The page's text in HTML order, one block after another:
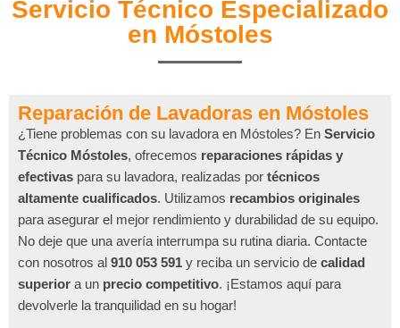
Servicio Técnico Especializado
en Móstoles
Reparación de Lavadoras en Móstoles
¿Tiene problemas con su lavadora en Móstoles? En Servicio
Técnico Móstoles, ofrecemos reparaciones rápidas y
efectivas para su lavadora, realizadas por técnicos
altamente cualificados. Utilizamos recambios originales
para asegurar el mejor rendimiento y durabilidad de su equipo.
No deje que una avería interrumpa su rutina diaria. Contacte
con nosotros al 910 053 591 y reciba un servicio de calidad
superior a un precio competitivo. ¡Estamos aquí para
devolverle la tranquilidad en su hogar!